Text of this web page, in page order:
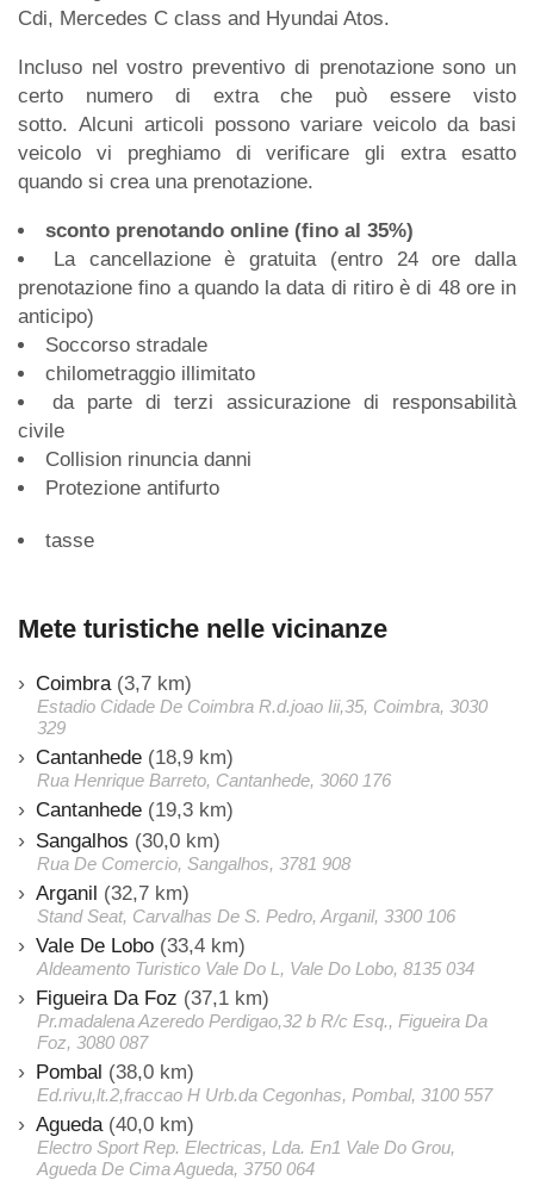
Cdi, Mercedes C class and Hyundai Atos.
Incluso nel vostro preventivo di prenotazione sono un
certo numero di extra che può essere visto
sotto. Alcuni articoli possono variare veicolo da basi
veicolo vi preghiamo di verificare gli extra esatto
quando si crea una prenotazione.
sconto prenotando online (fino al 35%)
La cancellazione è gratuita (entro 24 ore dalla
prenotazione fino a quando la data di ritiro è di 48 ore in
anticipo)
Soccorso stradale
chilometraggio illimitato
da parte di terzi assicurazione di responsabilità
civile
Collision rinuncia danni
Protezione antifurto
tasse
Mete turistiche nelle vicinanze
Coimbra (3,7 km)
Estadio Cidade De Coimbra R.d.joao Iii,35, Coimbra, 3030
329
Cantanhede (18,9 km)
Rua Henrique Barreto, Cantanhede, 3060 176
Cantanhede (19,3 km)
Sangalhos (30,0 km)
Rua De Comercio, Sangalhos, 3781 908
Arganil (32,7 km)
Stand Seat, Carvalhas De S. Pedro, Arganil, 3300 106
Vale De Lobo (33,4 km)
Aldeamento Turistico Vale Do L, Vale Do Lobo, 8135 034
Figueira Da Foz (37,1 km)
Pr.madalena Azeredo Perdigao,32 b R/c Esq., Figueira Da
Foz, 3080 087
Pombal (38,0 km)
Ed.rivu,lt.2,fraccao H Urb.da Cegonhas, Pombal, 3100 557
Agueda (40,0 km)
Electro Sport Rep. Electricas, Lda. En1 Vale Do Grou,
Agueda De Cima Agueda, 3750 064